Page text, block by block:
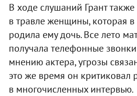
В ходе слушаний Грант
в травле женщины, которая
родила ему дочь. Все лето
получала телефонные
мнению актера, угрозы
это же время он критиковал
в многочисленных интервью.